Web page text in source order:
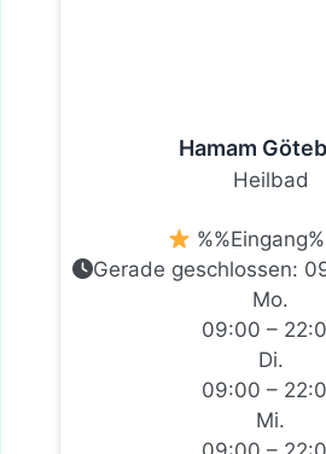
Hamam
Heilbad
Gerade geschlossen:
Mo.
09:00 –
Di.
09:00 –
Mi.